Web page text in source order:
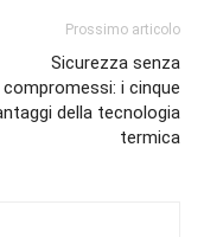
Prossimo articolo
Sicurezza senza
compromessi: i cinque
della tecnologia
termica